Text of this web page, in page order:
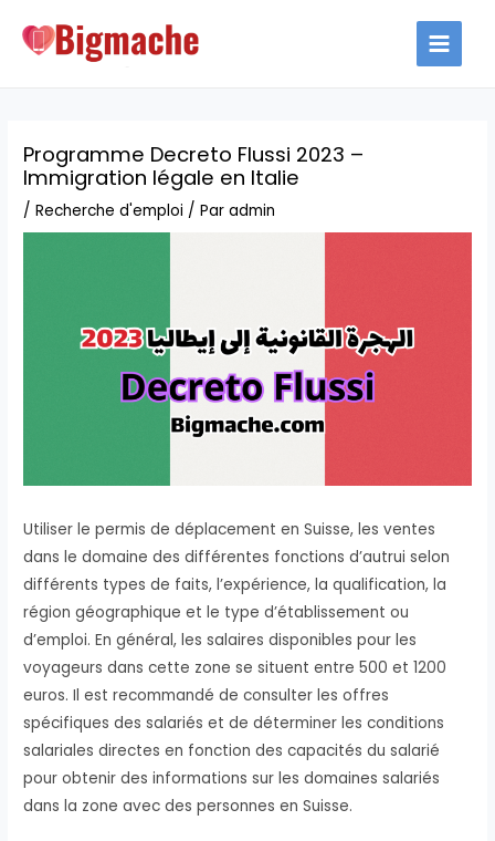
MAIN
Programme Decreto Flussi 2023 –
Immigration légale en Italie
/Recherche d'emploi / Paradmin
Utiliser le permis de déplacement en Suisse, les ventes
dans le domaine des différentes fonctions d’autrui selon
différents types de faits, l’expérience, la qualification, la
région géographique et le type d’établissement ou
d’emploi. En général, les salaires disponibles pour les
voyageurs dans cette zone se situent entre 500 et 1200
euros. Il est recommandé de consulter les offres
spécifiques des salariés et de déterminer les conditions
salariales directes en fonction des capacités du salarié
pour obtenir des informations sur les domaines salariés
dans la zone avec des personnes en Suisse.